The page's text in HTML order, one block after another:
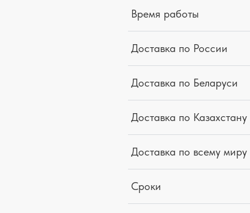
Время работы
Доставка по России
Доставка по Беларуси
Доставка по Казахстану
Доставка по всему миру
Сроки